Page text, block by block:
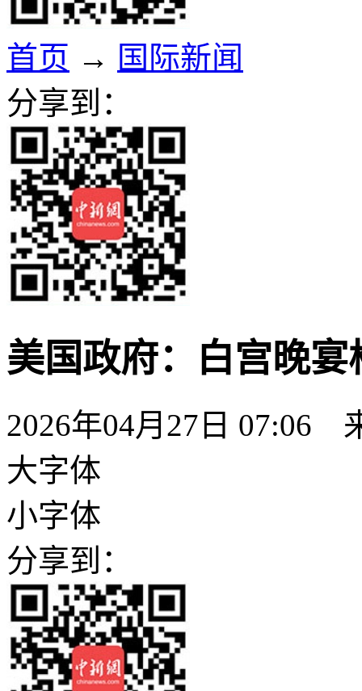
首页 → 国际新闻
分享到：
美国政府：白宫晚
2026年04月27日 07:06
大字体
小字体
分享到：